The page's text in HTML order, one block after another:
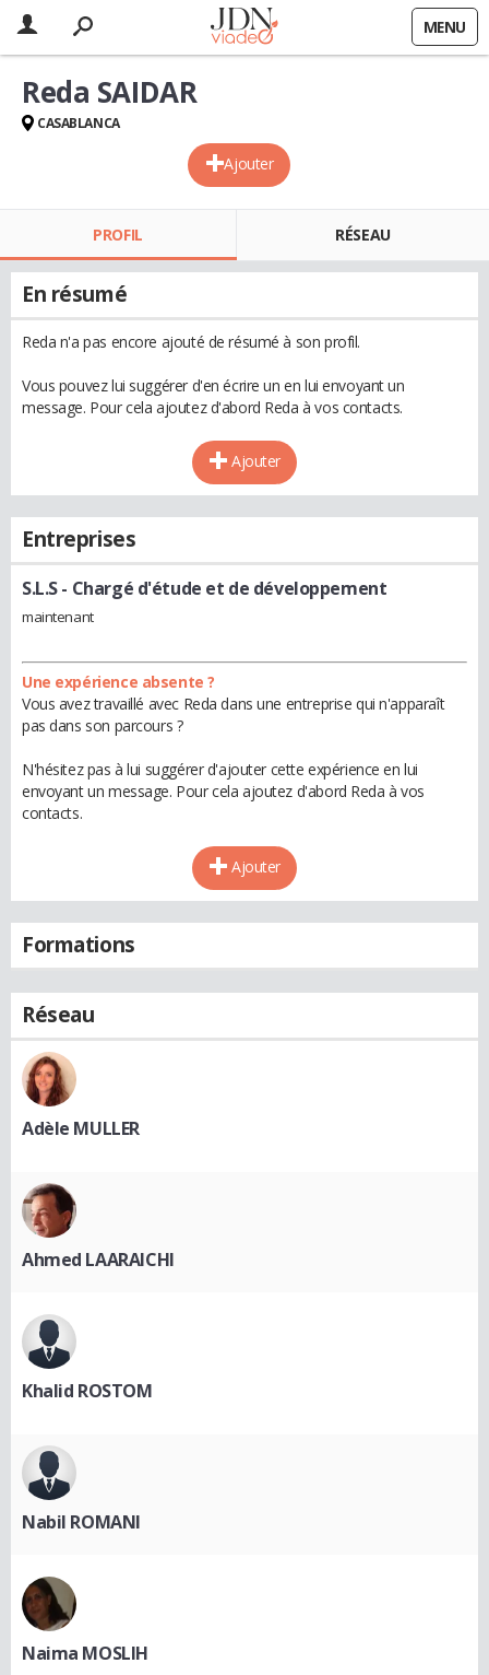
MENU
Ajouter
Reda SAIDAR
CASABLANCA
PROFIL RÉSEAU
En résumé
Reda n'a pas encore ajouté de résumé à son profil.
Vous pouvez lui suggérer d'en écrire un en lui envoyant un
message. Pour cela ajoutez d'abord Reda à vos contacts.
Ajouter
Entreprises
S.L.S- Chargé d'étude et de développement
maintenant
Une expérience absente ?
Vous avez travaillé avec Reda dans une entreprise qui n'apparaît
pas dans son parcours ?
N'hésitez pas à lui suggérer d'ajouter cette expérience en lui
envoyant un message. Pour cela ajoutez d'abord Reda à vos
contacts.
Ajouter
Formations
Réseau
Adèle MULLER
Ahmed LAARAICHI
Khalid ROSTOM
Nabil ROMANI
Naima MOSLIH